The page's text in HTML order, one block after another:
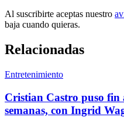
Al suscribirte aceptas nuestro
baja cuando quieras.
Relacionadas
Entretenimiento
Cristian Castro puso fin
semanas, con Ingrid